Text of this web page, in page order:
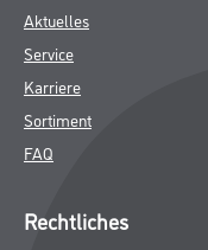
Aktuelles
Service
Karriere
Sortiment
FAQ
Rechtliches